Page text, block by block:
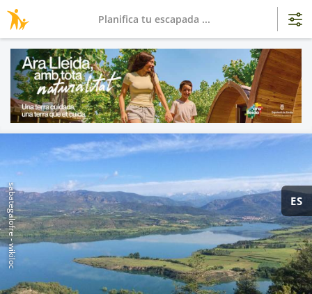
ES
sabategalofre - wikiloc
Planifica tu escapada ...